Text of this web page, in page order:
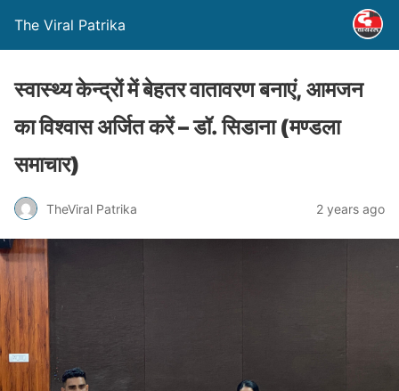
The Viral Patrika
स्वास्थ्य केन्द्रों में बेहतर वातावरण बनाएं, आमजन
का विश्वास अर्जित करें – डॉ. सिडाना (मण्‍डला
समाचार)
TheViral Patrika 2 years ago